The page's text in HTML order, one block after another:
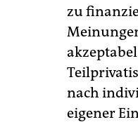
zu
nach
eigener